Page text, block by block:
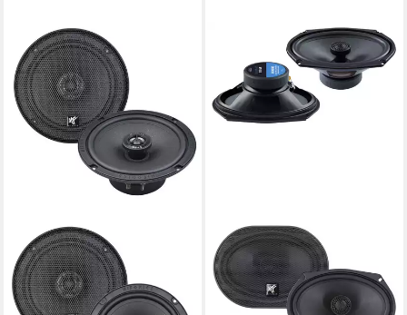
HIFONICS
Titan TRX62 16,5 cm (6.5) 2-
Wege Koaxial-Lautsprecher
Auto-Lautsprecher
HIFONICS
Hifonics TITAN TRX692 2-
Wege Koax Lautsprecher 16 x
23 cm (6x9) Verstärker